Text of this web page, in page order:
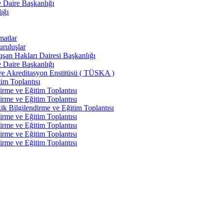
Başkanlığı
Hakları Dairesi Başkanlığı
Başkanlığı
Akreditasyon Enstitüsü ( TÜSKA )
Toplantısı
ve Eğitim Toplantısı
ve Eğitim Toplantısı
Bilgilendirme ve Eğitim Toplantısı
ve Eğitim Toplantısı
ve Eğitim Toplantısı
ve Eğitim Toplantısı
ve Eğitim Toplantısı